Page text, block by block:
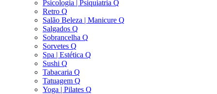
Psicologia | Psiquiatria Q
Retro Q
Salão Beleza | Manicure Q
Salgados Q
Sobrancelha Q
Sorvetes Q
Spa | Estética Q
Sushi Q
Tabacaria Q
Tatuagem Q
Yoga | Pilates Q